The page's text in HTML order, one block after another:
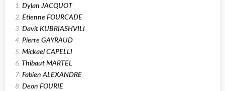
1. Dylan JACQUOT
2. Etienne FOURCADE
3. Davit KUBRIASHVILI
4. Pierre GAYRAUD
5. Mickael CAPELLI
6. Thibaut MARTEL
7. Fabien ALEXANDRE
8. Deon FOURIE